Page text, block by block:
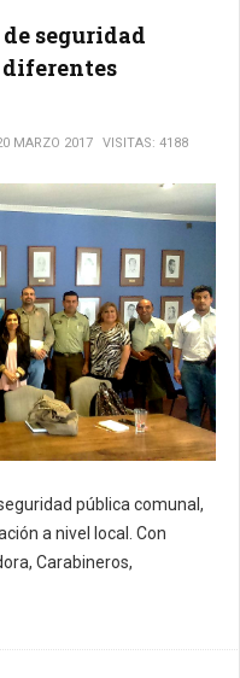
seguridad
MARZO 2017 VISITAS: 4188
pública comunal,
a nivel local. Con
Carabineros,